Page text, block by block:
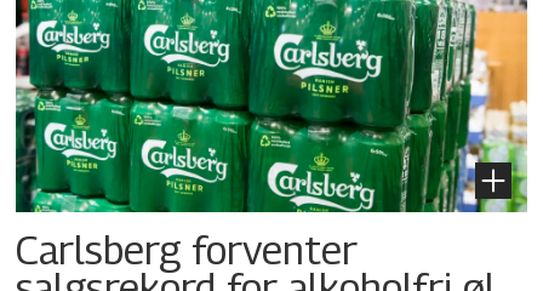
Carlsberg forventer